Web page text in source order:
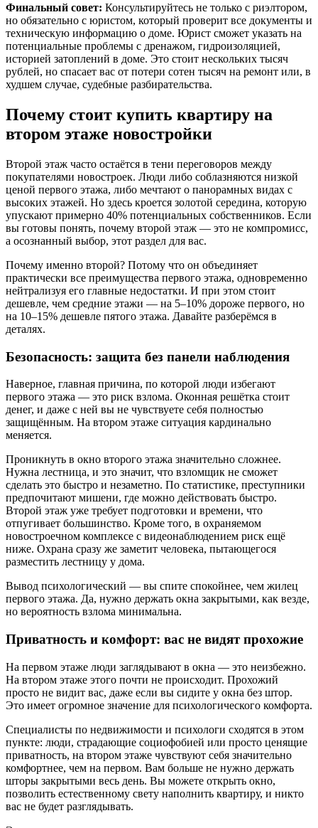
Финальный совет: Консультируйтесь не только с риэлтором,
но обязательно с юристом, который проверит все документы и
техническую информацию о доме. Юрист сможет указать на
потенциальные проблемы с дренажом, гидроизоляцией,
историей затоплений в доме. Это стоит нескольких тысяч
рублей, но спасает вас от потери сотен тысяч на ремонт или, в
худшем случае, судебные разбирательства.
Почему стоит купить квартиру на
втором этаже новостройки
Второй этаж часто остаётся в тени переговоров между
покупателями новостроек. Люди либо соблазняются низкой
ценой первого этажа, либо мечтают о панорамных видах с
высоких этажей. Но здесь кроется золотой середина, которую
упускают примерно 40% потенциальных собственников. Если
вы готовы понять, почему второй этаж — это не компромисс,
а осознанный выбор, этот раздел для вас.
Почему именно второй? Потому что он объединяет
практически все преимущества первого этажа, одновременно
нейтрализуя его главные недостатки. И при этом стоит
дешевле, чем средние этажи — на 5–10% дороже первого, но
на 10–15% дешевле пятого этажа. Давайте разберёмся в
деталях.
Безопасность: защита без панели наблюдения
Наверное, главная причина, по которой люди избегают
первого этажа — это риск взлома. Оконная решётка стоит
денег, и даже с ней вы не чувствуете себя полностью
защищённым. На втором этаже ситуация кардинально
меняется.
Проникнуть в окно второго этажа значительно сложнее.
Нужна лестница, и это значит, что взломщик не сможет
сделать это быстро и незаметно. По статистике, преступники
предпочитают мишени, где можно действовать быстро.
Второй этаж уже требует подготовки и времени, что
отпугивает большинство. Кроме того, в охраняемом
новостроечном комплексе с видеонаблюдением риск ещё
ниже. Охрана сразу же заметит человека, пытающегося
разместить лестницу у дома.
Вывод психологический — вы спите спокойнее, чем жилец
первого этажа. Да, нужно держать окна закрытыми, как везде,
но вероятность взлома минимальна.
Приватность и комфорт: вас не видят прохожие
На первом этаже люди заглядывают в окна — это неизбежно.
На втором этаже этого почти не происходит. Прохожий
просто не видит вас, даже если вы сидите у окна без штор.
Это имеет огромное значение для психологического комфорта.
Специалисты по недвижимости и психологи сходятся в этом
пункте: люди, страдающие социофобией или просто ценящие
приватность, на втором этаже чувствуют себя значительно
комфортнее, чем на первом. Вам больше не нужно держать
шторы закрытыми весь день. Вы можете открыть окно,
позволить естественному свету наполнить квартиру, и никто
вас не будет разглядывать.